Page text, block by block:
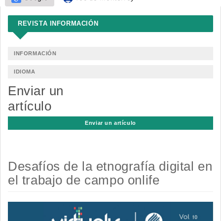
REVISTA INFORMACIÓN
INFORMACIÓN
IDIOMA
Enviar un
artículo
Enviar un artículo
Desafíos de la etnografía digital en
el trabajo de campo onlife